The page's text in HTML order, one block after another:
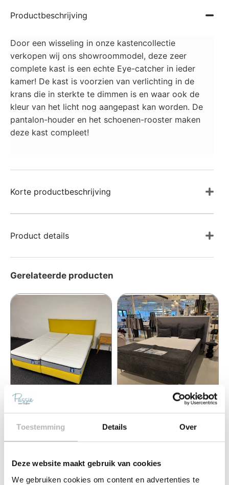
Toestemming Details Over
Deze website maakt gebruik van cookies
We gebruiken cookies om content en advertenties te
Productbeschrijving
Door een wisseling in onze kastencollectie
verkopen wij ons showroommodel, deze zeer
complete kast is een echte Eye-catcher in ieder
kamer! De kast is voorzien van verlichting in de
krans die in sterkte te dimmen is en waar ook de
kleur van het licht nog aangepast kan worden. De
pantalon-houder en het schoenen-rooster maken
deze kast compleet!
Korte productbeschrijving
Product details
Gerelateerde producten
Auping original boxspring
180×200 (IJmuiden)
€2.195,00
Aya-02 Boxspring
180×210 (Alphen a/d
6.399,00